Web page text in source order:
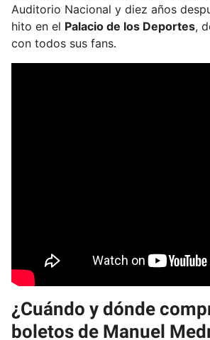
Auditorio Nacional y diez años
hito en el Palacio de los Deportes,
con todos sus fans.
¿Cuándo y dónde
boletos de Manuel